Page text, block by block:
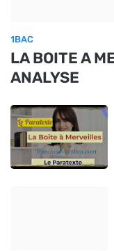
1BAC
LA BOITE A
ANALYSE